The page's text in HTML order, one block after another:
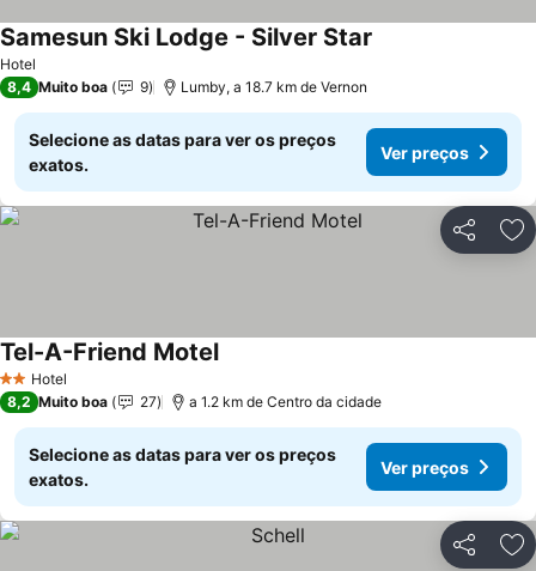
Hotel
Samesun Ski Lodge - Silver Star
8,4 Muito boa 9 Lumby, a 18.7 km de Vernon
Selecione as datas para ver os preços
exatos.
Ver preços
Partilhar
2 Estrelas
Hotel
Tel-A-Friend Motel
8,2 Muito boa 27 a 1.2 km de Centro da cidade
Selecione as datas para ver os preços
exatos.
Ver preços
Partilhar